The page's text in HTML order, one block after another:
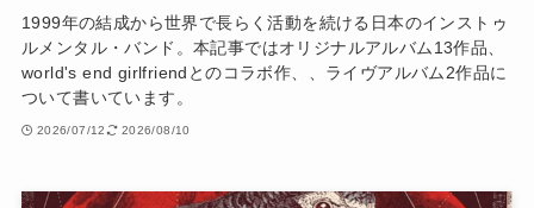
1999年の結成から世界で長らく活動を続ける日本のインストゥ
ルメンタル・バンド。本記事ではオリジナルアルバム13作品、
world's end girlfriendとのコラボ作、、ライヴアルバム2作品に
ついて書いています。
2026/07/12 2026/08/10